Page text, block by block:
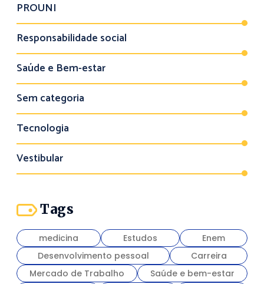
PROUNI
Responsabilidade social
Saúde e Bem-estar
Sem categoria
Tecnologia
Vestibular
Tags
medicina Estudos
Enem
Desenvolvimento pessoal
Carreira
Mercado de Trabalho
Saúde e bem-estar